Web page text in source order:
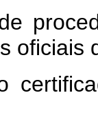
oficiais